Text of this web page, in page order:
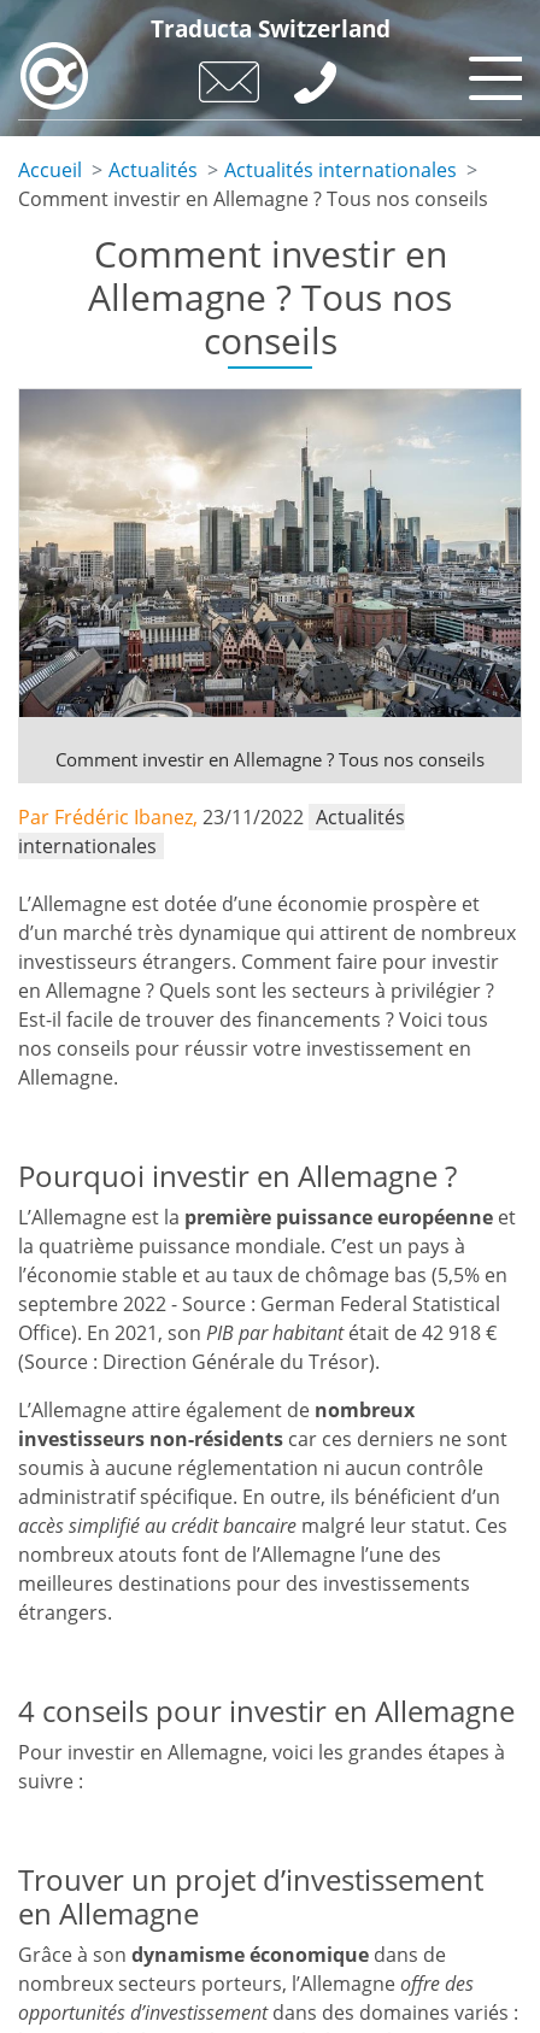
Aller
au
contenu
principal
Traducta Switzerland
Accueil Actualités
Actualités internationales
Comment investir en Allemagne ? Tous nos conseils
Comment investir en
Allemagne ? Tous nos
conseils
Comment investir en Allemagne ? Tous nos conseils
Par Frédéric Ibanez, 23/11/2022 Actualités
internationales
L’Allemagne est dotée d’une économie prospère et
d’un marché très dynamique qui attirent de nombreux
investisseurs étrangers. Comment faire pour investir
en Allemagne ? Quels sont les secteurs à privilégier ?
Est-il facile de trouver des financements ? Voici tous
nos conseils pour réussir votre investissement en
Allemagne.
Pourquoi investir en Allemagne ?
L’Allemagne est la première puissance européenne et
la quatrième puissance mondiale. C’est un pays à
l’économie stable et au taux de chômage bas (5,5% en
septembre 2022 - Source : German Federal Statistical
Office). En 2021, son PIB par habitantétait de 42 918 €
(Source : Direction Générale du Trésor).
L’Allemagne attire également de nombreux
investisseurs non-résidents car ces derniers ne sont
soumis à aucune réglementation ni aucun contrôle
administratif spécifique. En outre, ils bénéficient d’un
accès simplifié au crédit bancaire malgré leur statut. Ces
nombreux atouts font de l’Allemagne l’une des
meilleures destinations pour des investissements
étrangers.
4 conseils pour investir en Allemagne
Pour investir en Allemagne, voici les grandes étapes à
suivre :
Trouver un projet d’investissement
en Allemagne
Grâce à son dynamisme économique dans de
nombreux secteurs porteurs, l’Allemagneoffre des
opportunités d’investissementdans des domaines variés :